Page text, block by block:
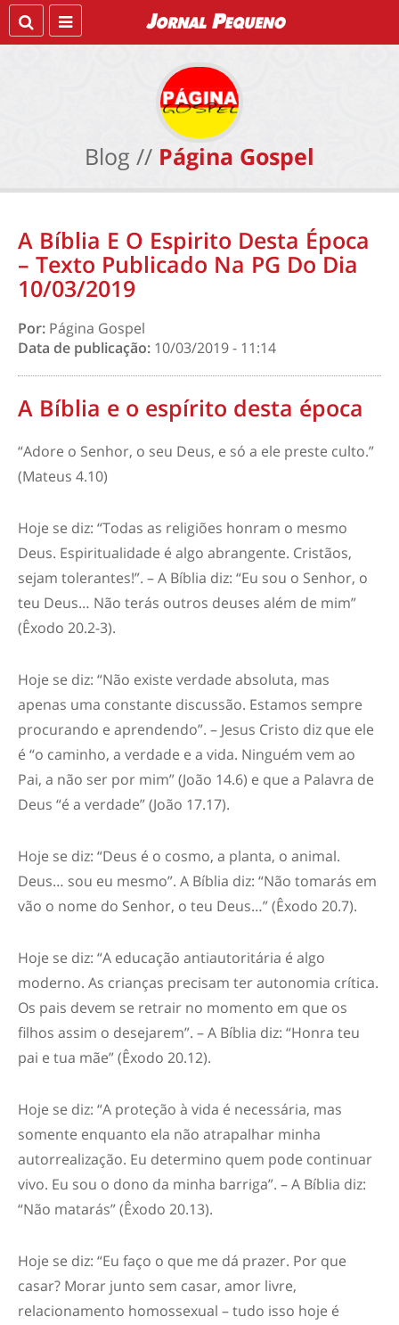
Blog // Página Gospel
A Bíblia E O Espirito Desta Época
– Texto Publicado Na PG Do Dia
10/03/2019
Por: Página Gospel
Data de publicação: 10/03/2019 - 11:14
A Bíblia e o espírito desta época
“Adore o Senhor, o seu Deus, e só a ele preste culto.”
(Mateus 4.10)
Hoje se diz: “Todas as religiões honram o mesmo
Deus. Espiritualidade é algo abrangente. Cristãos,
sejam tolerantes!”. – A Bíblia diz: “Eu sou o Senhor, o
teu Deus… Não terás outros deuses além de mim”
(Êxodo 20.2-3).
Hoje se diz: “Não existe verdade absoluta, mas
apenas uma constante discussão. Estamos sempre
procurando e aprendendo”. – Jesus Cristo diz que ele
é “o caminho, a verdade e a vida. Ninguém vem ao
Pai, a não ser por mim” (João 14.6) e que a Palavra de
Deus “é a verdade” (João 17.17).
Hoje se diz: “Deus é o cosmo, a planta, o animal.
Deus… sou eu mesmo”. A Bíblia diz: “Não tomarás em
vão o nome do Senhor, o teu Deus…” (Êxodo 20.7).
Hoje se diz: “A educação antiautoritária é algo
moderno. As crianças precisam ter autonomia crítica.
Os pais devem se retrair no momento em que os
filhos assim o desejarem”. – A Bíblia diz: “Honra teu
pai e tua mãe” (Êxodo 20.12).
Hoje se diz: “A proteção à vida é necessária, mas
somente enquanto ela não atrapalhar minha
autorrealização. Eu determino quem pode continuar
vivo. Eu sou o dono da minha barriga”. – A Bíblia diz:
“Não matarás” (Êxodo 20.13).
Hoje se diz: “Eu faço o que me dá prazer. Por que
casar? Morar junto sem casar, amor livre,
relacionamento homossexual – tudo isso hoje é